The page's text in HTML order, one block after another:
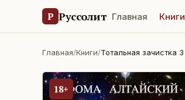
Р Руссолит Главная Книги
Главная/Книги/Тотальная зачистка 3
18+